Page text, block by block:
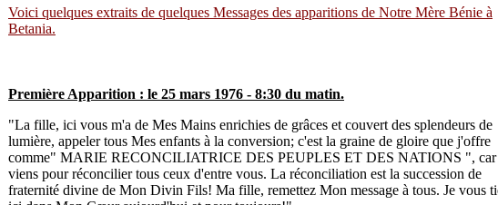
Voici quelques extraits de quelques Messages des apparitions de Notre Mère Bénie à
Betania.
Première Apparition : le 25 mars 1976 - 8:30 du matin.
"La fille, ici vous m'a de Mes Mains enrichies de grâces et couvert des splendeurs de
lumière, appeler tous Mes enfants à la conversion; c'est la graine de gloire que j'offre
comme" MARIE RECONCILIATRICE DES PEUPLES ET DES NATIONS ", car
viens pour réconcilier tous ceux d'entre vous. La réconciliation est la succession de
fraternité divine de Mon Divin Fils! Ma fille, remettez Mon message à tous. Je vous